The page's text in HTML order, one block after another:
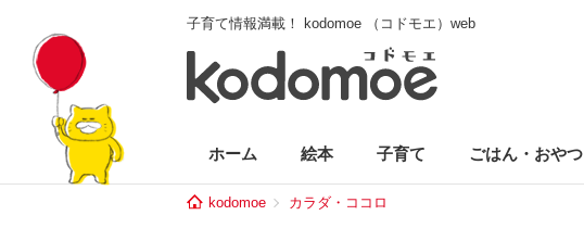
子育て情報満載！ kodomoe （コドモエ）web
ホーム 絵本 子育て ごはん・おやつ
kodomoe カラダ・ココロ